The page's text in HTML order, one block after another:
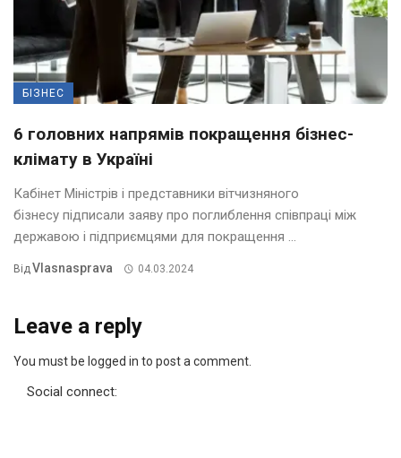
БІЗНЕС
6 головних напрямів покращення бізнес-
клімату в Україні
Кабінет Міністрів і представники вітчизняного
бізнесу підписали заяву про поглиблення співпраці між
державою і підприємцями для покращення ...
ВідVlasnasprava 04.03.2024
Leave a reply
You must be logged in to post a comment.
Social connect: